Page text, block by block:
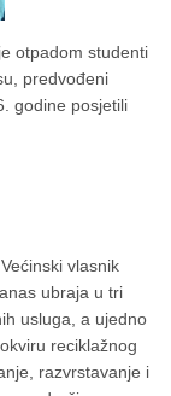
otpadom studenti
predvođeni
godine posjetili
vlasnik
ubraja u tri
usluga, a ujedno
reciklažnog
razvrstavanje i